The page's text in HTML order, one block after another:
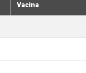
Vacina